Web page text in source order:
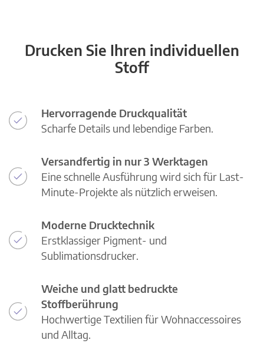
Drucken Sie Ihren individuellen
Stoff
Hervorragende Druckqualität
Scharfe Details und lebendige Farben.
Versandfertig in nur 3 Werktagen
Eine schnelle Ausführung wird sich für Last-
Minute-Projekte als nützlich erweisen.
Moderne Drucktechnik
Erstklassiger Pigment- und
Sublimationsdrucker.
Weiche und glatt bedruckte
Stoffberührung
Hochwertige Textilien für Wohnaccessoires
und Alltag.